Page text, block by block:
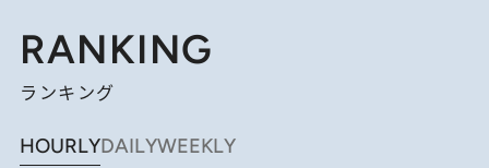
RANKING
ランキング
HOURLYDAILYWEEKLY